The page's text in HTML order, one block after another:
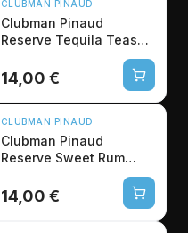
CLUBMAN PINAUD
Clubman Pinaud
Reserve Tequila Tease
Après-Rasage 177ml
14,00 €
CLUBMAN PINAUD
Clubman Pinaud
Reserve Sweet Rum
After Shave 177ml - Soin
14,00 €